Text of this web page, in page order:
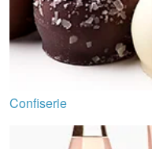
Confiserie